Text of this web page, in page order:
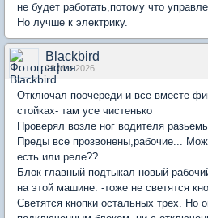
не будет работать,потому что
Но лучше к электрику.
Blackbird
29 Mar 2026
Отключал поочереди и все вместе
стойках- там усе чистенько
Проверял возле ног водителя
Преды все прозвонены,рабочие...
есть или реле??
Блок главный подтыкал новый
на этой машине. -тоже не светятся
Светятся кнопки остальных трех. Но